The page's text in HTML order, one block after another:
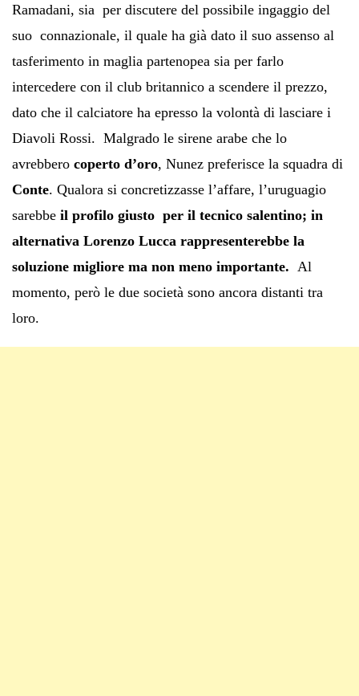
Ramadani, sia per discutere del possibile ingaggio del
suo connazionale, il quale ha già dato il suo assenso al
tasferimento in maglia partenopea sia per farlo
intercedere con il club britannico a scendere il prezzo,
dato che il calciatore ha epresso la volontà di lasciare i
Diavoli Rossi. Malgrado le sirene arabe che lo
avrebbero coperto d’oro, Nunez preferisce la squadra di
Conte. Qualora si concretizzasse l’affare, l’uruguagio
sarebbe il profilo giusto per il tecnico salentino; in
alternativa Lorenzo Lucca rappresenterebbe la
soluzione migliore ma non meno importante. Al
momento, però le due società sono ancora distanti tra
loro.